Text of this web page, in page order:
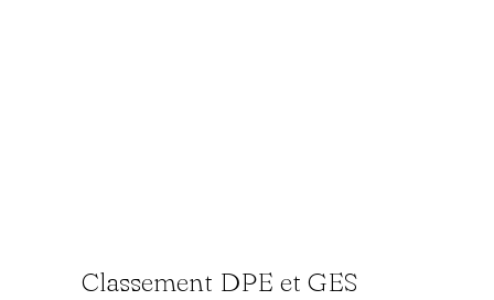
Classement DPE et GES